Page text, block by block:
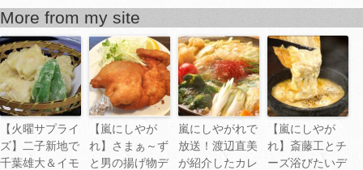
More from my site
【火曜サプライ
ズ】二子新地で
千葉雄大＆イモ
【嵐にしやが
れ】さまぁ～ず
と男の揚げ物デ
嵐にしやがれで
放送！渡辺直美
が紹介したカレ
【嵐にしやが
れ】斎藤工とチ
ーズ浴びたいデ